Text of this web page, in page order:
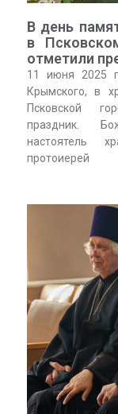
В день
в
отметили
11 июня 2025
Крымского, в
Псковской
праздник.
настоятель
протоиерей